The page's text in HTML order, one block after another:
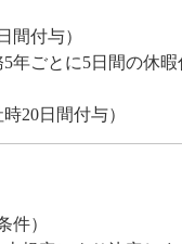
間付与）
年ごとに5日間の休暇
20日間付与）
件）